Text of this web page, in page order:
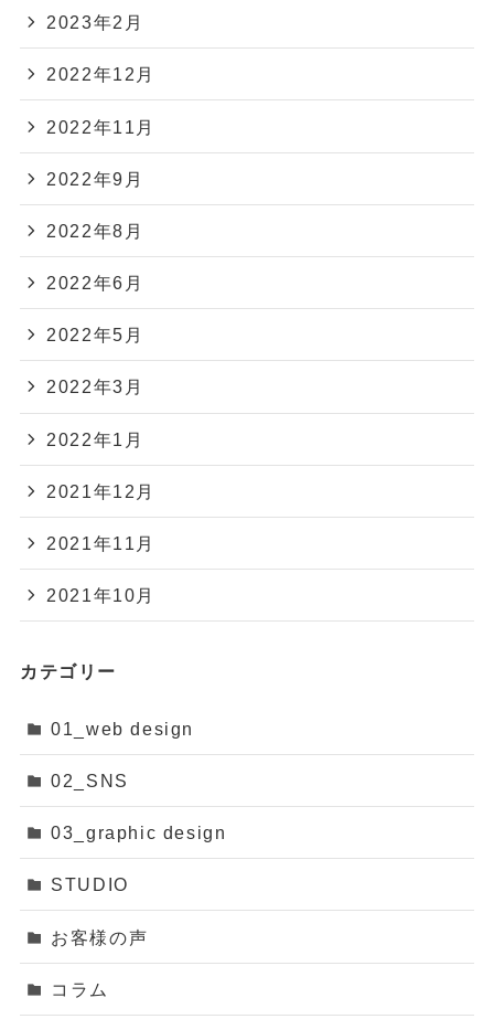
2023年2月
2022年12月
2022年11月
2022年9月
2022年8月
2022年6月
2022年5月
2022年3月
2022年1月
2021年12月
2021年11月
2021年10月
カテゴリー
01_web design
02_SNS
03_graphic design
STUDIO
お客様の声
コラム